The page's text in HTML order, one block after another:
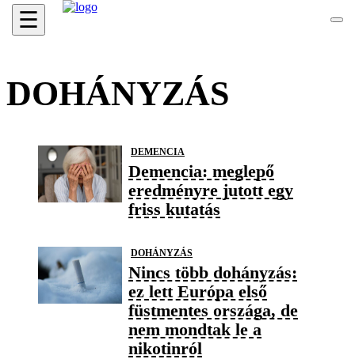
☰
DOHÁNYZÁS
DEMENCIA
Demencia: meglepő
eredményre jutott egy
friss kutatás
DOHÁNYZÁS
Nincs több dohányzás:
ez lett Európa első
füstmentes országa, de
nem mondtak le a
nikotinról